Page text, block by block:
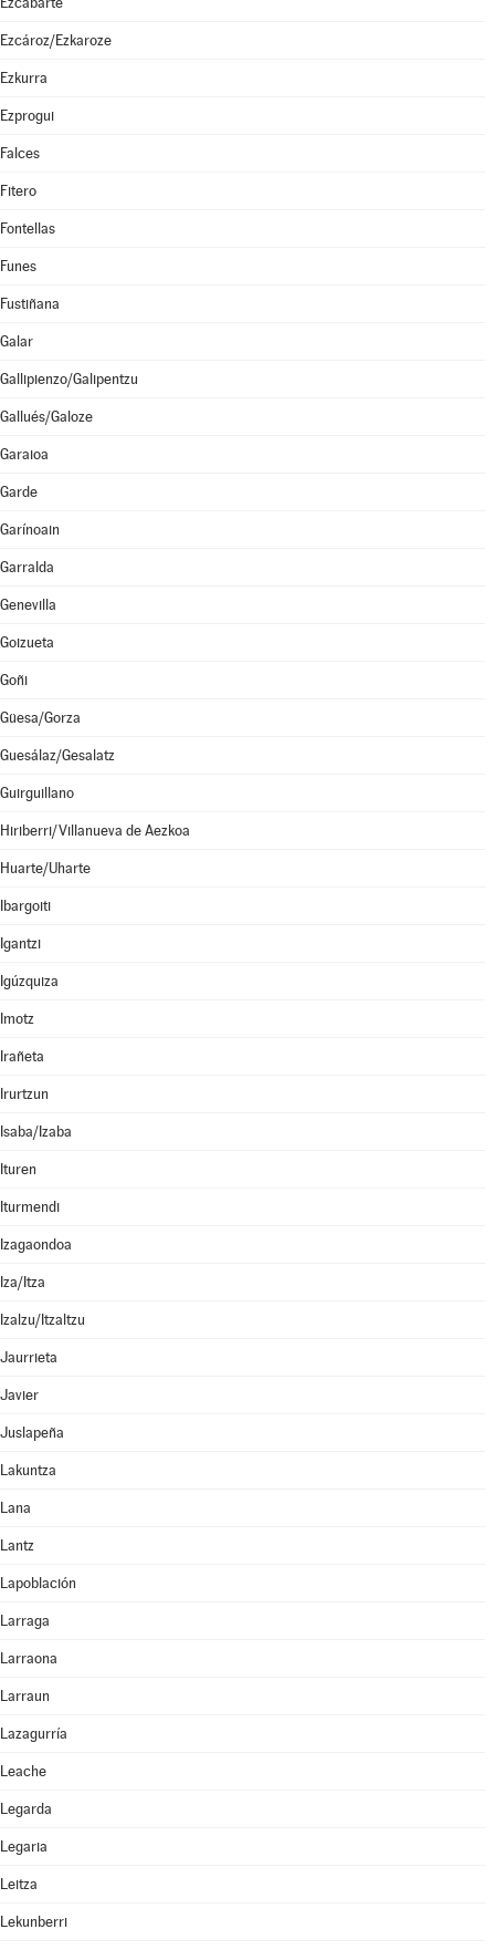
Ezcároz/Ezkaroze
Ezkurra
Ezprogui
Falces
Fitero
Fontellas
Funes
Fustiñana
Galar
Gallipienzo/Galipentzu
Gallués/Galoze
Garaioa
Garde
Garínoain
Garralda
Genevilla
Goizueta
Goñi
Güesa/Gorza
Guesálaz/Gesalatz
Guirguillano
Hiriberri/Villanueva de Aezkoa
Huarte/Uharte
Ibargoiti
Igantzi
Igúzquiza
Imotz
Irañeta
Irurtzun
Isaba/Izaba
Ituren
Iturmendi
Izagaondoa
Iza/Itza
Izalzu/Itzaltzu
Jaurrieta
Javier
Juslapeña
Lakuntza
Lana
Lantz
Lapoblación
Larraga
Larraona
Larraun
Lazagurría
Leache
Legarda
Legaria
Leitza
Lekunberri